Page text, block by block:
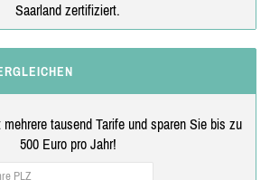
Saarland zertifiziert.
tausend Tarife und sparen Sie bis zu
500 Euro pro Jahr!